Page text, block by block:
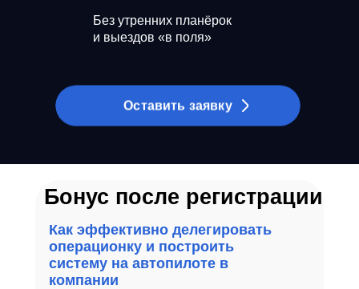
Без утренних планёрок
и выездов «в поля»
Оставить заявку
Бонус после регистрации
Как эффективно делегировать
операционку и построить
систему на автопилоте в
компании